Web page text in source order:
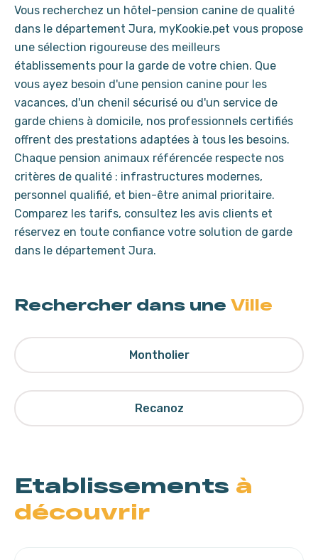
Vous recherchez un hôtel-pension canine de qualité
dans le département Jura, myKookie.pet vous propose
une sélection rigoureuse des meilleurs
établissements pour la garde de votre chien. Que
vous ayez besoin d'une pension canine pour les
vacances, d'un chenil sécurisé ou d'un service de
garde chiens à domicile, nos professionnels certifiés
offrent des prestations adaptées à tous les besoins.
Chaque pension animaux référencée respecte nos
critères de qualité : infrastructures modernes,
personnel qualifié, et bien-être animal prioritaire.
Comparez les tarifs, consultez les avis clients et
réservez en toute confiance votre solution de garde
dans le département Jura.
Rechercher dans une Ville
Montholier
Recanoz
Etablissements à
découvrir